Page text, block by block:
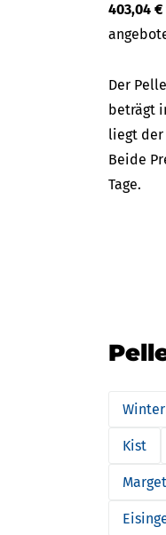
403,04
Der
beträgt
liegt der
Beide
Tage.
Kist